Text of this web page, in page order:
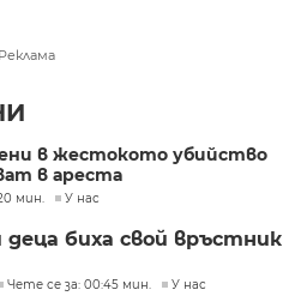
Реклама
в жестокото убийство
в ареста
мин. У нас
биха свой връстник
Чете се за: 00:45 мин. У нас